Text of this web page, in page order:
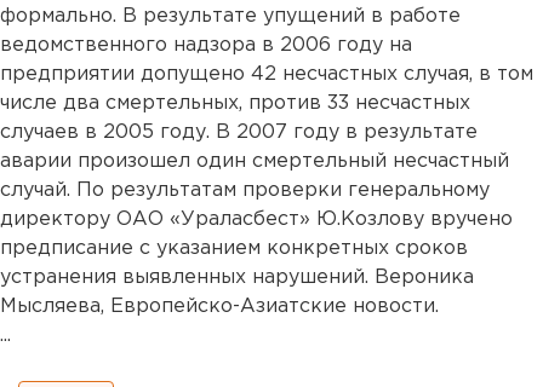
формально. В результате упущений в работе
ведомственного надзора в 2006 году на
предприятии допущено 42 несчастных случая, в том
числе два смертельных, против 33 несчастных
случаев в 2005 году. В 2007 году в результате
аварии произошел один смертельный несчастный
случай. По результатам проверки генеральному
директору ОАО «Ураласбест» Ю.Козлову вручено
предписание с указанием конкретных сроков
устранения выявленных нарушений. Вероника
Мысляева, Европейско-Азиатские новости.
...